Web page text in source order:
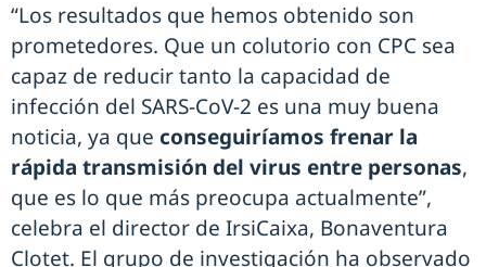
“Los resultados que hemos obtenido son
prometedores. Que un colutorio con CPC sea
capaz de reducir tanto la capacidad de
infección del SARS-CoV-2 es una muy buena
noticia, ya que conseguiríamos frenar la
rápida transmisión del virus entre personas,
que es lo que más preocupa actualmente”,
celebra el director de IrsiCaixa, Bonaventura
Clotet. El grupo de investigación ha observado